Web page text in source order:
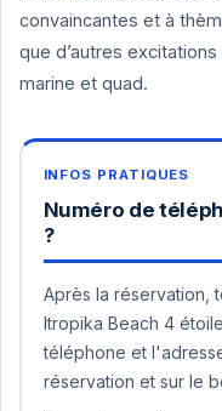
convaincantes et à
que d’autres
marine et quad.
Numéro de
?
Après la réservation,
Itropika Beach 4
téléphone et
réservation et sur le